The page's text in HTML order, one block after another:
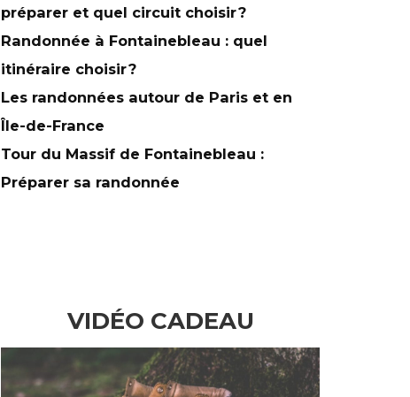
préparer et quel circuit choisir ?
Randonnée à Fontainebleau : quel
itinéraire choisir ?
Les randonnées autour de Paris et en
Île-de-France
Tour du Massif de Fontainebleau :
Préparer sa randonnée
VIDÉO CADEAU